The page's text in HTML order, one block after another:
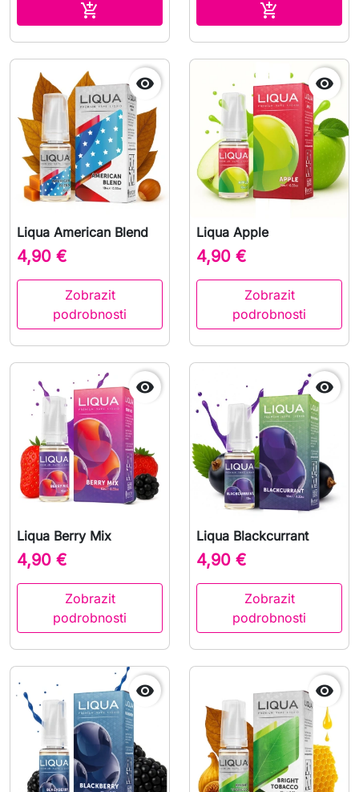
 

Liqua American Blend
4,90 €
Zobrazit
podrobnosti

Liqua Apple
4,90 €
Zobrazit
podrobnosti

Liqua Berry Mix
4,90 €
Zobrazit
podrobnosti

Liqua Blackcurrant
4,90 €
Zobrazit
podrobnosti
 